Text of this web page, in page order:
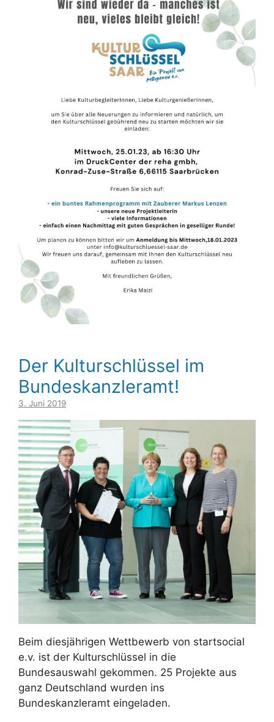
Der Kulturschlüssel im
Bundeskanzleramt!
3. Juni 2019
Beim diesjährigen Wettbewerb von startsocial
e.v. ist der Kulturschlüssel in die
Bundesauswahl gekommen. 25 Projekte aus
ganz Deutschland wurden ins
Bundeskanzleramt eingeladen.